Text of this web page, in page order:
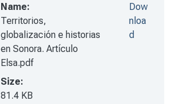
Name:
Territorios,
globalización e historias
en Sonora. Artículo
Elsa.pdf
Size:
81.4 KB
Dow
nloa
d